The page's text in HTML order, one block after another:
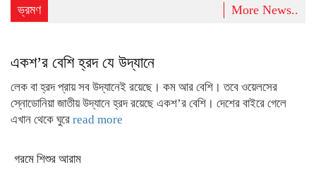
ভ্রমণ More News..
একশ’র বেশি হ্রদ যে উদ্যানে
লেক বা হ্রদ প্রায় সব উদ্যানেই রয়েছে। কম আর বেশি। তবে ওয়েলসের
স্নোডোনিয়া জাতীয় উদ্যানে হ্রদ রয়েছে একশ’র বেশি। দেশের বাইরে গেলে
এখান থেকে ঘুরে read more
গরমে শিশুর আরাম